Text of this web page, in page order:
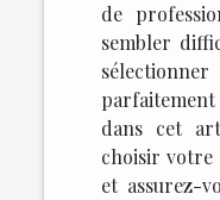
de
sembler
dans cet
choisir votre
et assurez-